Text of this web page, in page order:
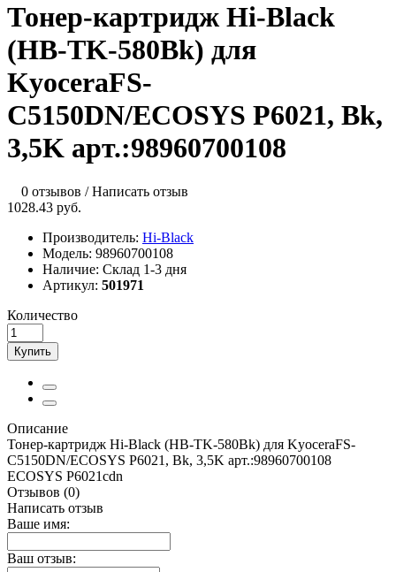
Тонер-картридж Hi-Black
(HB-TK-580Bk) для
KyoceraFS-
C5150DN/ECOSYS P6021, Bk,
3,5K арт.:98960700108
0 отзывов /Написать отзыв
1028.43 руб.
Производитель: Hi-Black
Модель: 98960700108
Наличие: Склад 1-3 дня
Артикул: 501971
Количество
Купить
Описание
Тонер-картридж Hi-Black (HB-TK-580Bk) для KyoceraFS-
C5150DN/ECOSYS P6021, Bk, 3,5K арт.:98960700108
ECOSYS P6021cdn
Отзывов (0)
Написать отзыв
Ваше имя:
Ваш отзыв: